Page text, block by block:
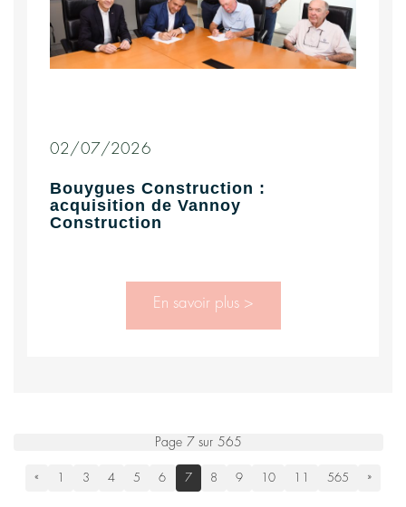
02/07/2026
Bouygues Construction :
acquisition de Vannoy
Construction
En savoir plus >
Page 7 sur 565
« 1 3 4 5 6 7 8 9 10 11 565 »